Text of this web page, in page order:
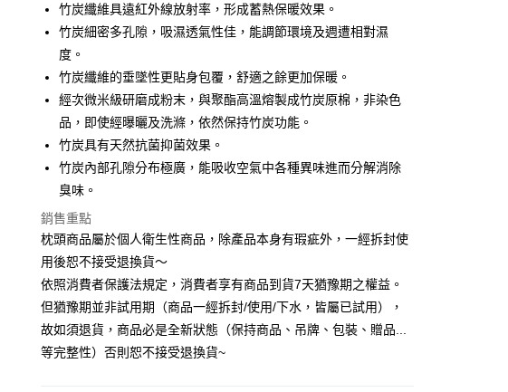
合作金庫商業銀行
第一商業銀行
華南商業銀行
彰化商業銀行
國泰世華商業銀行
臺灣中小企業銀行
台中商業銀行
匯豐（台灣）商業銀行
華泰商業銀行
聯邦商業銀行
遠東國際商業銀行
元大商業銀行
台新國際商業銀行
中國信託商業銀行
台灣樂天信用卡公司
6 期 0 利率 每期NT$196
合作金庫商業銀行
第一商業銀行
華南商業銀行
上海商業儲蓄銀行
台北富邦商業銀行
臺灣中小企業銀行
台中商業銀行
匯豐（台灣）商業銀行
華泰商業銀行
聯邦商業銀行
元大商業銀行
永豐商業銀行
玉山商業銀行
台灣樂天信用卡公司
LINE Pay
Apple Pay
悠遊付
Google Pay
ATM付款
運送方式
非床墊商品，一般宅配
每筆NT$150，滿NT$2,000(含以上)免運費
付款後門市自取(待系統通知後才可取貨)
每筆NT$150，滿NT$1,399(含以上)免運費
竹炭纖維具遠紅外線放射率，形成蓄熱保暖效果。
竹炭細密多孔隙，吸濕透氣性佳，能調節環境及週遭相對濕
度。
竹炭纖維的垂墜性更貼身包覆，舒適之餘更加保暖。
經次微米級研磨成粉末，與聚酯高溫熔製成竹炭原棉，非染色
品，即使經曝曬及洗滌，依然保持竹炭功能。
竹炭具有天然抗菌抑菌效果。
竹炭內部孔隙分布極廣，能吸收空氣中各種異味進而分解消除
臭味。
銷售重點
枕頭商品屬於個人衛生性商品，除產品本身有瑕疵外，一經拆封使
用後恕不接受退換貨～
依照消費者保護法規定，消費者享有商品到貨7天猶豫期之權益。
但猶豫期並非試用期（商品一經拆封/使用/下水，皆屬已試用），
故如須退貨，商品必是全新狀態（保持商品、吊牌、包裝、贈品...
等完整性）否則恕不接受退換貨~